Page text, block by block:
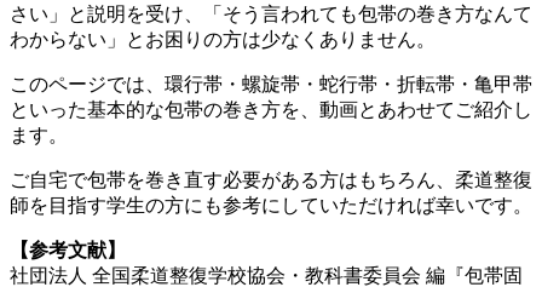
さい」と説明を受け、「そう言われても包帯の巻き方なんて
わからない」とお困りの方は少なくありません。
このページでは、環行帯・螺旋帯・蛇行帯・折転帯・亀甲帯
といった基本的な包帯の巻き方を、動画とあわせてご紹介し
ます。
ご自宅で包帯を巻き直す必要がある方はもちろん、柔道整復
師を目指す学生の方にも参考にしていただければ幸いです。
【参考文献】
社団法人 全国柔道整復学校協会・教科書委員会 編『包帯固